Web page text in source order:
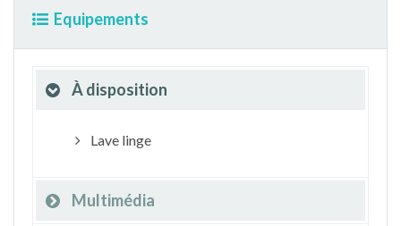
Equipements
À disposition
Lave linge
Multimédia